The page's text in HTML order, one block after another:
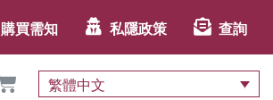
購買需知 私隱政策 查詢
繁體中文